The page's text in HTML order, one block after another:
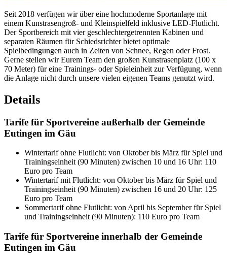
Seit 2018 verfügen wir über eine hochmoderne Sportanlage mit
einem Kunstrasengroß- und Kleinspielfeld inklusive LED-Flutlicht.
Der Sportbereich mit vier geschlechtergetrennten Kabinen und
separaten Räumen für Schiedsrichter bietet optimale
Spielbedingungen auch in Zeiten von Schnee, Regen oder Frost.
Gerne stellen wir Eurem Team den großen Kunstrasenplatz (100 x
70 Meter) für eine Trainings- oder Spieleinheit zur Verfügung, wenn
die Anlage nicht durch unsere vielen eigenen Teams genutzt wird.
Details
Tarife für Sportvereine außerhalb der Gemeinde
Eutingen im Gäu
Wintertarif ohne Flutlicht: von Oktober bis März für Spiel und
Trainingseinheit (90 Minuten) zwischen 10 und 16 Uhr: 110
Euro pro Team
Wintertarif mit Flutlicht: von Oktober bis März für Spiel und
Trainingseinheit (90 Minuten) zwischen 16 und 20 Uhr: 125
Euro pro Team
Sommertarif ohne Flutlicht: von April bis September für Spiel
und Trainingseinheit (90 Minuten): 110 Euro pro Team
Tarife für Sportvereine innerhalb der Gemeinde
Eutingen im Gäu